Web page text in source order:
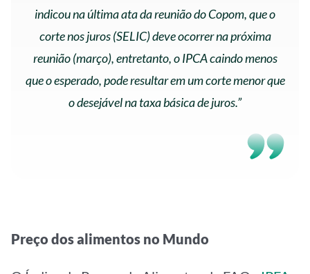
indicou na última ata da reunião do Copom, que o
corte nos juros (SELIC) deve ocorrer na próxima
reunião (março), entretanto, o IPCA caindo menos
que o esperado, pode resultar em um corte menor que
o desejável na taxa básica de juros.”
Preço dos alimentos no Mundo